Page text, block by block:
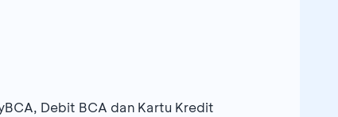
Debit BCA dan Kartu Kredit